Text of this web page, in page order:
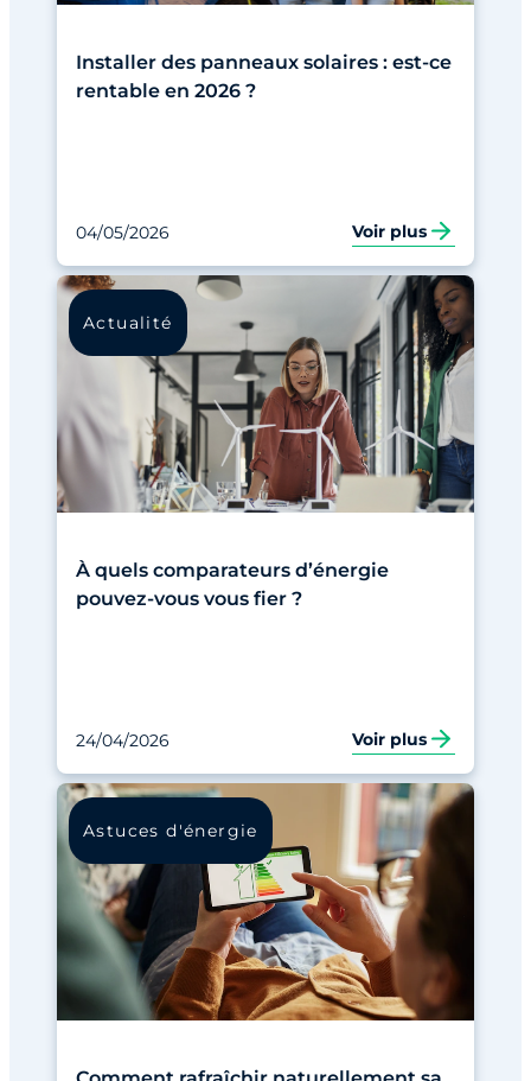
Installer des panneaux solaires : est-ce
rentable en 2026 ?
04/05/2026 Voir plus
Actualité
À quels comparateurs d’énergie
pouvez-vous vous fier ?
24/04/2026 Voir plus
Astuces d'énergie